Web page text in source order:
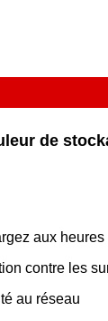
de
aux
contre les
au réseau